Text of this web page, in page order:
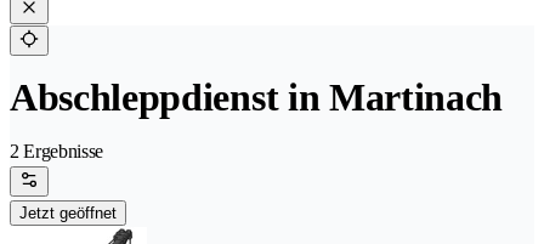
Abschleppdienst in Martinach
2 Ergebnisse
Jetzt geöffnet